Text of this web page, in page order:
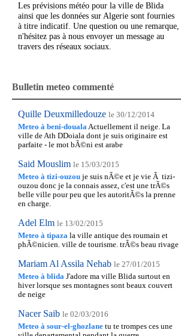
Les prévisions météo pour la ville de Blida
ainsi que les données sur Algerie sont fournies
à titre indicatif. Une question ou une remarque,
n'hésitez pas à nous envoyer un message au
travers des réseaux sociaux.
Bulletin meteo commenté
Quille Deuxmilledouze le 30/12/2014
Meteo à beni-doualaActuellement il neige. La
ville de Ath DDoiala dont je suis originaire est
parfaite - le mot bÃ©ni est arabe
Said Mouslim le 15/03/2015
Meteo à tizi-ouzou je suis nÃ©e et je vie Ã tizi-
ouzou donc je la connais assez, c'est une trÃ©s
belle ville pour peu que les autoritÃ©s la prenne
en charge.
Adel Elm le 13/02/2015
Meteo à tipaza la ville antique des roumain et
phÃ©nicien. ville de tourisme. trÃ©s beau rivage
Mariam Al Assila Nehab le 27/01/2015
Meteo à blida J'adore ma ville Blida surtout en
hiver lorsque ses montagnes sont beaux couvert
de neige
Nacer Saib le 02/03/2016
Meteo à sour-el-ghozlane tu te trompes ces une